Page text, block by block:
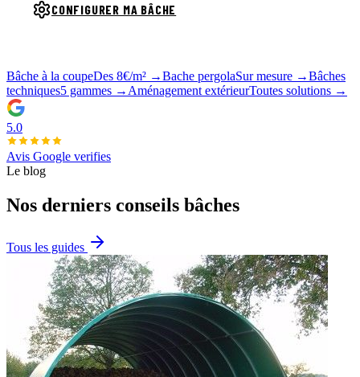
CONFIGURER MA BÂCHE
Bâche à la coupeDes 8€/m² →Bache pergolaSur mesure →Bâches
techniques5 gammes → Aménagement extérieurToutes solutions →
5.0
Avis Google verifies
Le blog
Nos derniers conseils bâches
Tous les guides